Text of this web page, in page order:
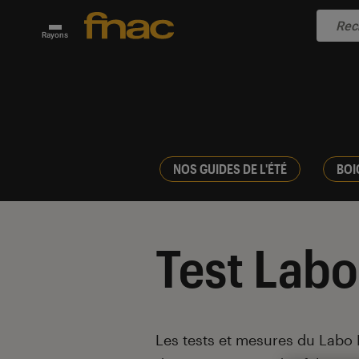
Rayons
NOS GUIDES DE L'ÉTÉ
Test Labo
Introduction
Les tests et mesures du